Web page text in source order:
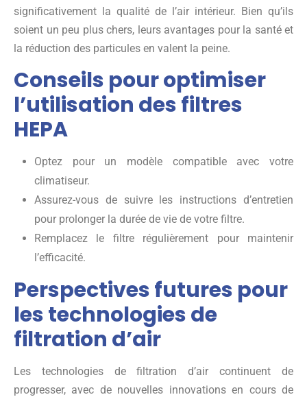
significativement la qualité de l’air intérieur. Bien qu’ils
soient un peu plus chers, leurs avantages pour la santé et
la réduction des particules en valent la peine.
Conseils pour optimiser
l’utilisation des filtres
HEPA
Optez pour un modèle compatible avec votre
climatiseur.
Assurez-vous de suivre les instructions d’entretien
pour prolonger la durée de vie de votre filtre.
Remplacez le filtre régulièrement pour maintenir
l’efficacité.
Perspectives futures pour
les technologies de
filtration d’air
Les technologies de filtration d’air continuent de
progresser, avec de nouvelles innovations en cours de